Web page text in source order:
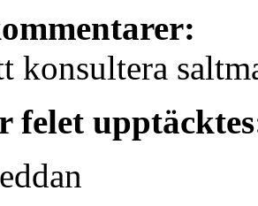
konsultera
felet